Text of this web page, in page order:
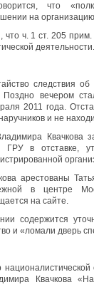
что
на
что ч. 1 ст. 205
деятельности.
следствия
вечером
2011 года.
и не
Квачкова
ГРУ в отставке,
арестованы
в центре
на сайте.
содержится
и «ломали дверь
Квачкова